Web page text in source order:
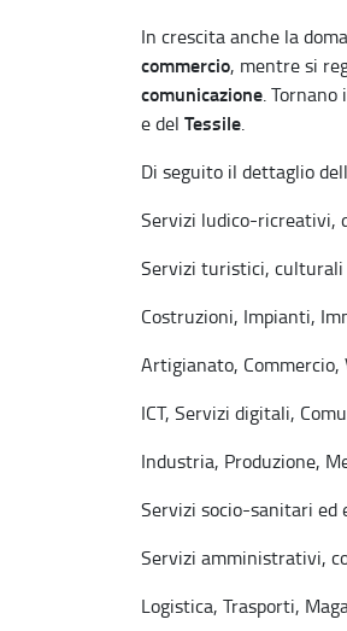
In crescita anche la
commercio, mentre si
comunicazione. Tornano
e del Tessile.
Di seguito il dettaglio
Servizi ludico-
Servizi turistici,
Costruzioni, Impianti,
Artigianato, Commercio,
ICT, Servizi digitali,
Industria, Produzione,
Servizi socio-sanitari ed
Servizi amministrativi,
Logistica, Trasporti,